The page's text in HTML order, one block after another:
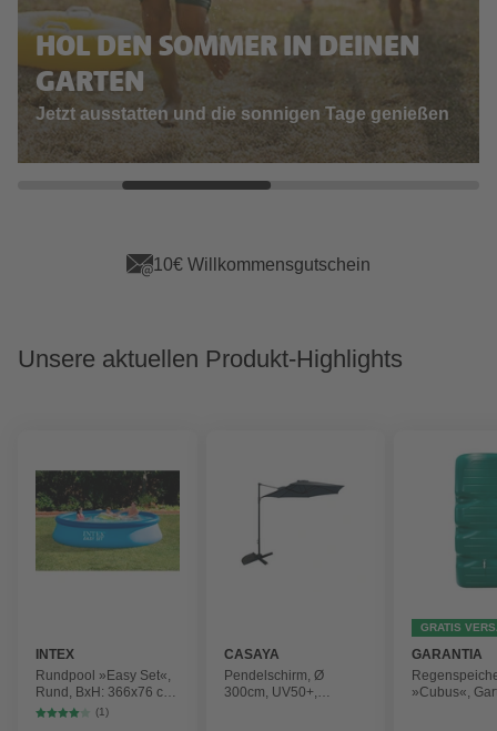
HOL DEN SOMMER IN DEINEN
GARTEN
Jetzt ausstatten und die sonnigen Tage genießen
App Vorteile sichern
Unsere aktuellen Produkt-Highlights
INTEX
Rundpool »Easy Set«,
Rund, BxH: 366x76 cm,
blau
(1)
CASAYA
Pendelschirm, Ø
300cm, UV50+,
GRATIS
GARANTIA
»Cubus«,